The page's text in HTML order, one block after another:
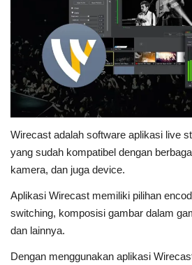
Wirecast adalah software aplikasi live
yang sudah kompatibel dengan
kamera, dan juga device.
Aplikasi Wirecast memiliki pilihan
switching, komposisi gambar dalam
dan lainnya.
Dengan menggunakan aplikasi